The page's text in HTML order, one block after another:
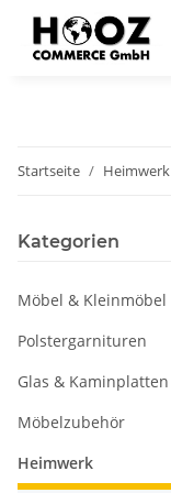
Startseite Heimwerk
Kategorien
Möbel & Kleinmöbel
Polstergarnituren
Glas & Kaminplatten
Möbelzubehör
Heimwerk